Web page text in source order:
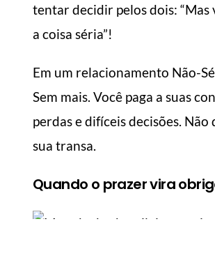
tentar decidir pelos dois:
a coisa séria”!
Em um relacionamento Não-
Sem mais. Você paga a suas
perdas e difíceis decisões.
sua transa.
Quando o prazer vira
suas roupas durarem
Manual do Homem Moderno